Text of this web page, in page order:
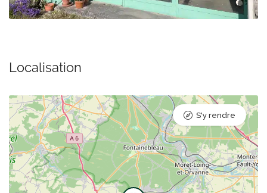
Localisation
S'y rendre